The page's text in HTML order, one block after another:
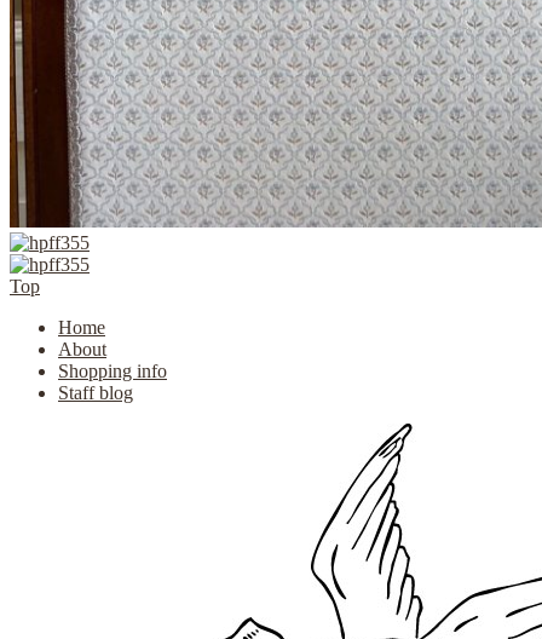
Top
Home
About
Shopping info
Staff blog